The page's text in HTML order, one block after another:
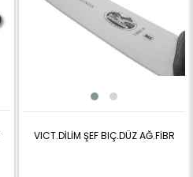
VICT.DİLİM ŞEF BIÇ.DÜZ AĞ.FİBR